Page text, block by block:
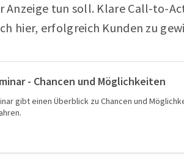
Anzeige tun soll. Klare Call-to-
hier, erfolgreich Kunden zu
- Chancen und Möglichkeiten
gibt einen Überblick zu Chancen und